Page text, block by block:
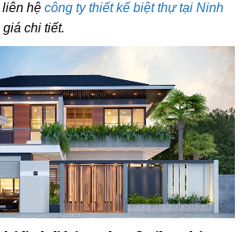
liên hệ công ty thiết kế biệt thự tại Ninh
chi tiết.